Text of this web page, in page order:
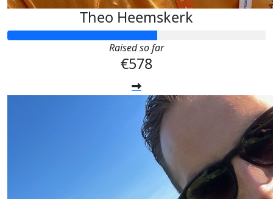
Theo Heemskerk
Raised so far
€578